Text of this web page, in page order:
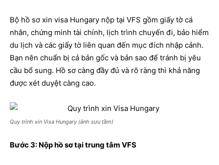
Bộ hồ sơ xin visa Hungary nộp tại VFS gồm giấy tờ cá
nhân, chứng minh tài chính, lịch trình chuyến đi, bảo hiểm
du lịch và các giấy tờ liên quan đến mục đích nhập cảnh.
Bạn nên chuẩn bị cả bản gốc và bản sao để tránh bị yêu
cầu bổ sung. Hồ sơ càng đầy đủ và rõ ràng thì khả năng
được xét duyệt càng cao.
Quy trình xin Visa Hungary (ảnh sưu tầm)
Bước 3: Nộp hồ sơ tại trung tâm VFS